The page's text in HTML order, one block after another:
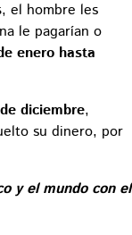
, el hombre les
le pagarían o
enero hasta
diciembre,
su dinero, por
y el mundo con el